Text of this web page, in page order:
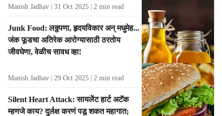
Manish Jadhav 31 Oct 2025 2 min read
Junk Food: लठ्ठपणा, हृदयविकार अन् मधुमेह...
जंक फूडचा अतिरेक आरोग्यासाठी ठरतोय
जीवघेणा, वेळीच सावध व्हा!
Manish Jadhav 29 Oct 2025 2 min read
Silent Heart Attack: सायलेंट हार्ट अटॅक
म्हणजे काय? दुर्लक्ष करणं पडू शकत महागात;